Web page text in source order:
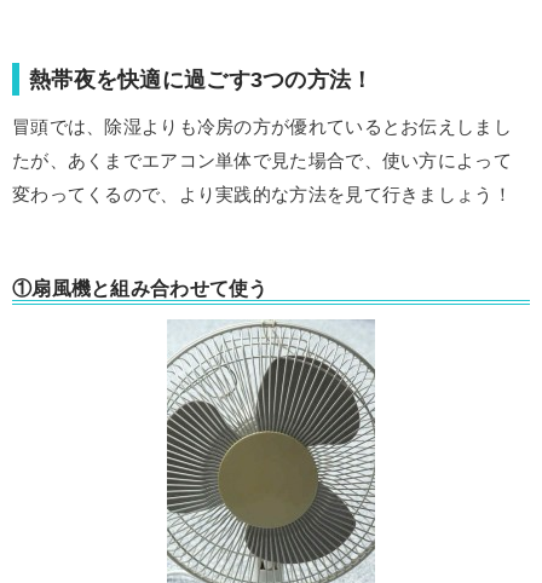
熱帯夜を快適に過ごす3つの方法！
冒頭では、除湿よりも冷房の方が優れているとお伝えしまし
たが、あくまでエアコン単体で見た場合で、使い方によって
変わってくるので、より実践的な方法を見て行きましょう！
①扇風機と組み合わせて使う